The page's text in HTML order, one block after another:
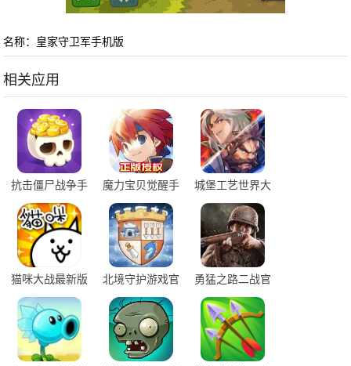
名称：皇家守卫军手机版
相关应用
抗击僵尸战争手
游最新版
魔力宝贝觉醒手
游
城堡工艺世界大
战手游最新版
猫咪大战最新版
官方正版
北境守护游戏官
方版
勇猛之路二战官
网版下载